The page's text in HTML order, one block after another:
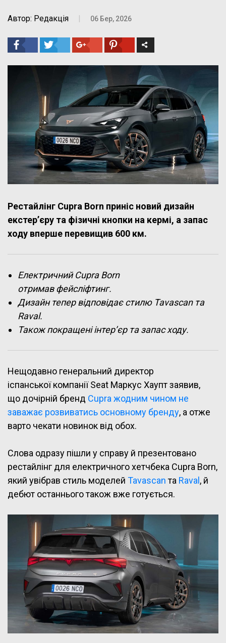
Автор: Редакція | 06 Бер, 2026
Рестайлінг Cupra Born приніс новий дизайн
екстер’єру та фізичні кнопки на кермі, а запас
ходу вперше перевищив 600 км.
Електричний Cupra Born
отримав фейсліфтинг.
Дизайн тепер відповідає стилю Tavascan та
Raval.
Також покращені інтер’єр та запас ходу.
Нещодавно генеральний директор
іспанської компанії Seat Маркус Хаупт заявив,
що дочірній бренд Cupra жодним чином не
заважає розвиватись основному бренду, а отже
варто чекати новинок від обох.
Слова одразу пішли у справу й презентовано
рестайлінг для електричного хетчбека Cupra Born,
який увібрав стиль моделей Tavascanта Raval , й
дебют останнього також вже готується.